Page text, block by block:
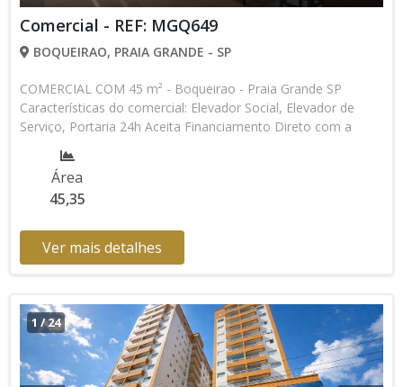
Comercial - REF: MGQ649
BOQUEIRAO, PRAIA GRANDE - SP
COMERCIAL COM 45 m² - Boqueirao - Praia Grande SP
Características do comercial: Elevador Social, Elevador de
Serviço, Portaria 24h Aceita Financiamento Direto com a
disponibilidade podem ser alterados sem prévio aviso. Favor
verificar entrando em contato com nossa equipe
Área
45,35
Ver mais detalhes
1 /24